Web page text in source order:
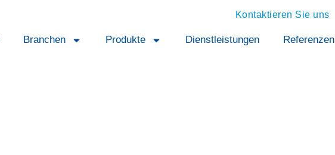
Kontaktieren Sie uns
Branchen Produkte Dienstleistungen Referenzen